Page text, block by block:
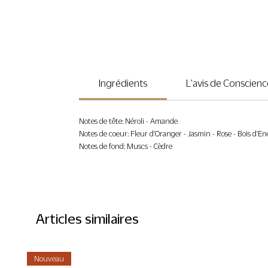
Ingrédients L'avis de
Notes de tête: Néroli - Amande
Notes de coeur: Fleur d'Oranger - Jasmin - Rose - Bois
Notes de fond: Muscs - Cèdre
Articles similaires
Nouveau